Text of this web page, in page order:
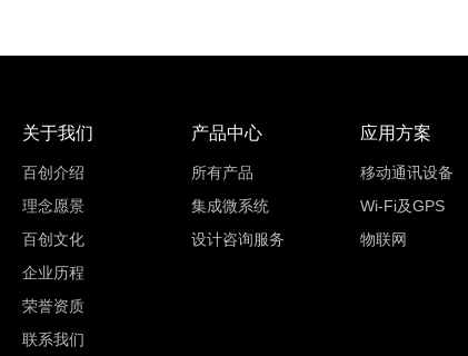
关于我们
百创介绍
理念愿景
百创文化
企业历程
荣誉资质
联系我们
产品中心
所有产品
集成微系统
设计咨询服务
应用方案
移动通讯设备
Wi-Fi及GPS
物联网